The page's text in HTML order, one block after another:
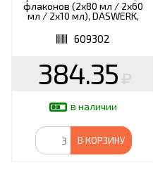
флаконов (2х80 мл / 2х60
мл / 2х10 мл), DASWERK,
609302
384.35
в наличии
В КОРЗИНУ